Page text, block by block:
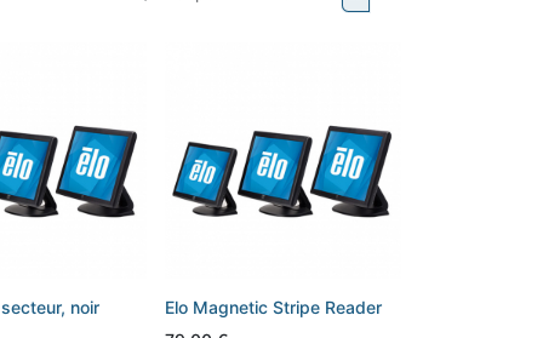
noir
Elo Magnetic Stripe Reader